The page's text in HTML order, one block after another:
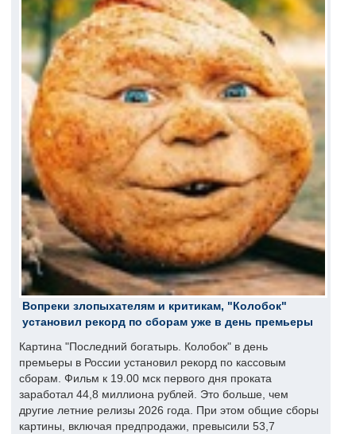
Вопреки злопыхателям и критикам, "Колобок"
установил рекорд по сборам уже в день премьеры
Картина "Последний богатырь. Колобок" в день
премьеры в России установил рекорд по кассовым
сборам. Фильм к 19.00 мск первого дня проката
заработал 44,8 миллиона рублей. Это больше, чем
другие летние релизы 2026 года. При этом общие сборы
картины, включая предпродажи, превысили 53,7